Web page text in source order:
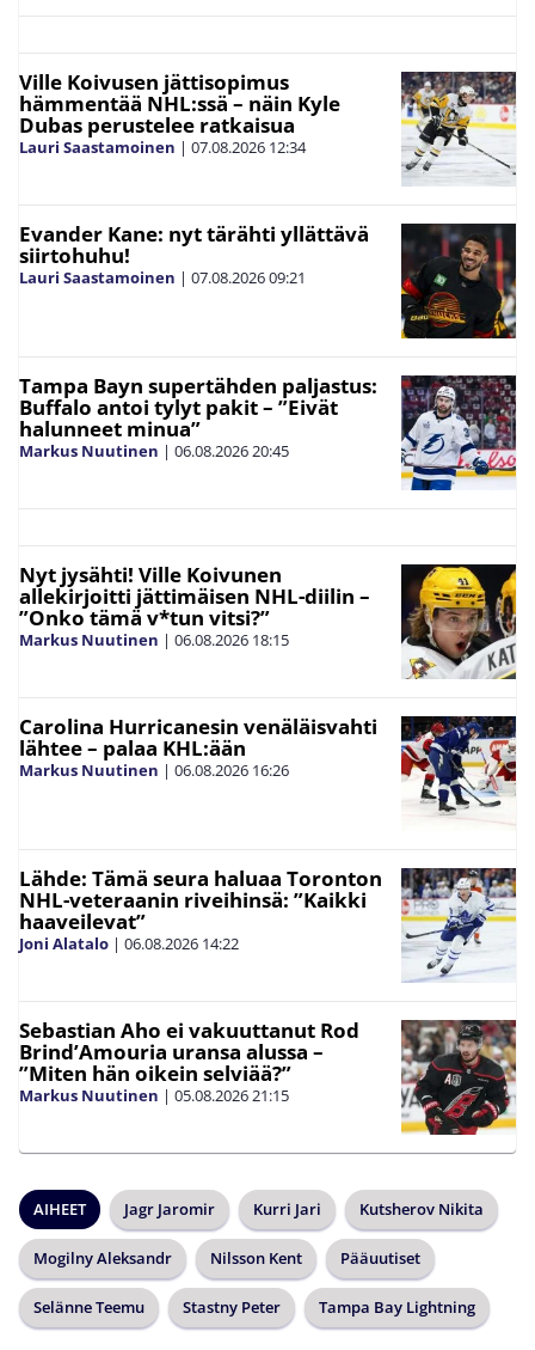
Ville Koivusen jättisopimus
hämmentää NHL:ssä – näin Kyle
Dubas perustelee ratkaisua
Lauri Saastamoinen | 07.08.2026 12:34
Evander Kane: nyt tärähti yllättävä
siirtohuhu!
Lauri Saastamoinen | 07.08.202609:21
Tampa Bayn supertähden paljastus:
Buffalo antoi tylyt pakit – ”Eivät
halunneet minua”
Markus Nuutinen | 06.08.202620:45
Nyt jysähti! Ville Koivunen
allekirjoitti jättimäisen NHL-diilin –
”Onko tämä v*tun vitsi?”
Markus Nuutinen | 06.08.2026 18:15
Carolina Hurricanesin venäläisvahti
lähtee – palaa KHL:ään
Markus Nuutinen | 06.08.2026 16:26
Lähde: Tämä seura haluaa Toronton
NHL-veteraanin riveihinsä: ”Kaikki
haaveilevat”
Joni Alatalo | 06.08.2026 14:22
Sebastian Aho ei vakuuttanut Rod
Brind’Amouria uransa alussa –
”Miten hän oikein selviää?”
Markus Nuutinen | 05.08.202621:15
AIHEET Jagr Jaromir Kurri Jari Kutsherov Nikita
Mogilny Aleksandr Nilsson Kent Pääuutiset
Selänne Teemu Stastny Peter Tampa Bay Lightning